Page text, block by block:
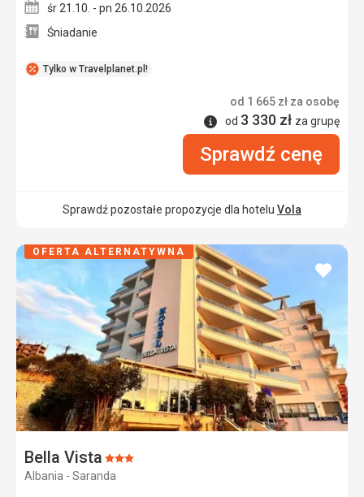
Tylko w Travelplanet.pl!
śr 21.10. - pn 26.10.2026
Śniadanie
od 1 665 zł za osobę
Informacje
od 3 330 zł za grupę
Sprawdź cenę
Sprawdź pozostałe propozycje dla hotelu Vola
Bella Vista Ocena:
3/5
Albania - Saranda
dodaj
OFERTA ALTERNATYWNA